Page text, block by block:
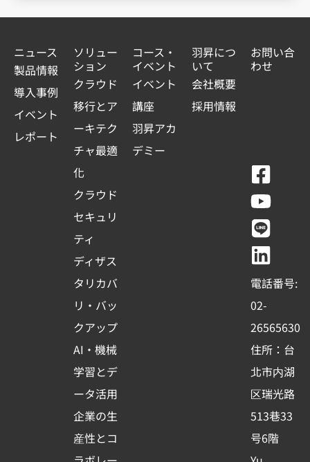
ニュース
製品情報
導入事例
イベント
レポート
ソリュー
ション
クラウド
移行とア
ーキテク
チャ最適
化
クラウド
セキュリ
ティ
ディザス
タリカバ
リ・バッ
クアップ
AI・機械
学習とデ
ータ活用
企業の生
産性とコ
コース・
イベント
イベント
講座
羽昇アカ
デミー
羽昇につ
いて
会社概要
採用情報
お問い合
わせ
F
a
c
e
b
o
o
k
-
s
q
u
a
r
Y
o
u
t
u
b
e
L
i
n
e
L
i
n
k
e
d
i
n
電話番号:
02-
26565630
住所：台
北市内湖
区瑞光路
513巷33
号6階